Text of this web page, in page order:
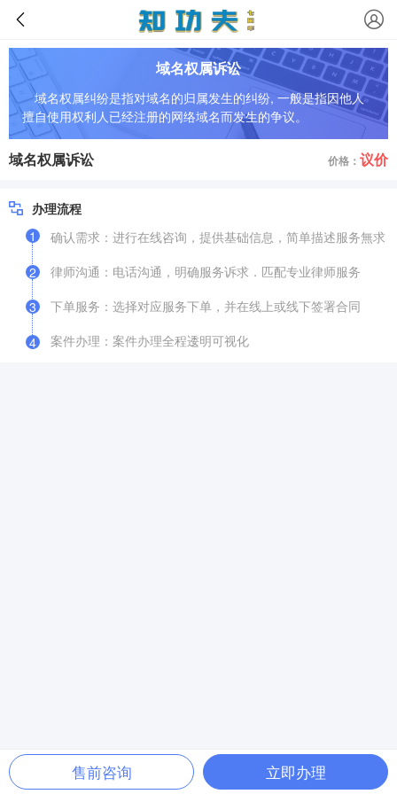
域名权属诉讼
域名权属纠纷是指对域名的归属发生的纠纷, 一般是指因他人
擅自使用权利人已经注册的网络域名而发生的争议。
域名权属诉讼 价格： 议价
办理流程
1
确认需求：进行在线咨询，提供基础信息，简单描述服务無求
2
律师沟通：电话沟通，明确服务诉求．匹配专业律师服务
3
下单服务：选择对应服务下单，并在线上或线下签署合同
4 案件办理：案件办理全程逶明可视化
售前咨询 立即办理